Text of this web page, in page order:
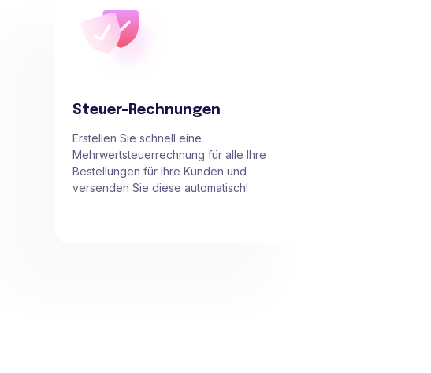
Steuer-Rechnungen
Erstellen Sie schnell eine
Mehrwertsteuerrechnung für alle Ihre
Bestellungen für Ihre Kunden und
versenden Sie diese automatisch!